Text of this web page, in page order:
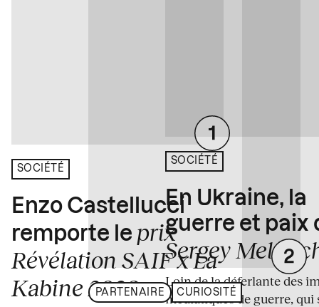
SOCIÉTÉ
Enzo Castellucci
remporte le prix
Révélation SAIF x La
Kabine 2026
PARTENAIRE CURIOSITÉ
SOCIÉTÉ
En Ukraine, la
guerre et paix
Sergey
Loin de la déferlante des
médiatiques de guerre, qui